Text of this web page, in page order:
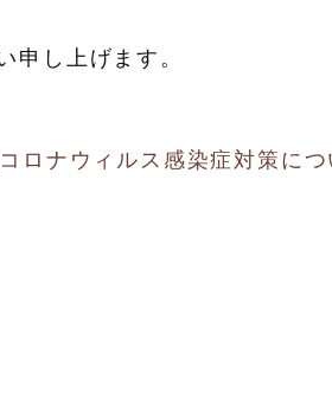
申し上げます。
ロナウィルス感染症対策につ